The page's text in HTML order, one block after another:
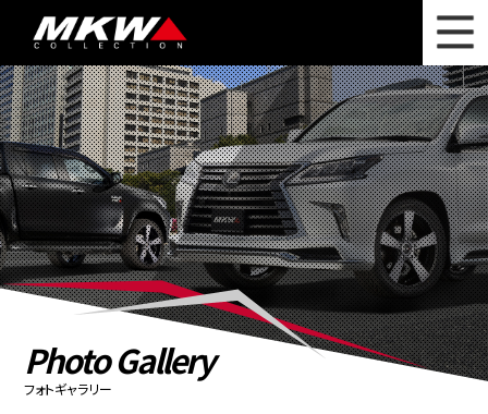
WHAT'S NEW ニュース
WHEEL LINEUP ホイールラインナップ
OTHER PRODUCT 関連製品
PHOTO GALLERY フォトギャラリー
カタログ請求
PRIVACY POLICY 個人情報保護方針
Photo Gallery
フォトギャラリー